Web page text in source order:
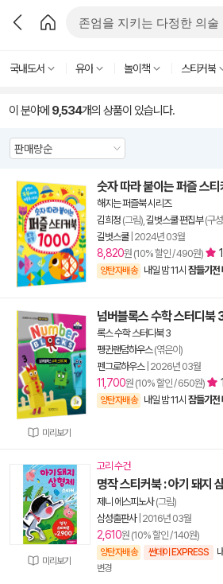
국내도서 유아 놀이책 스티커북
이 분야에 9,534개의 상품이 있습니다.
숫자 따라 붙이는 퍼즐 스
해지는 퍼즐북 시리즈
김희정 (그림), 길벗스쿨 편집부(구
길벗스쿨| 2024년 03월
8,820원 (10% 할인 / 490원)
양탄자배송 내일 밤 11시 잠들기전
미리보기
넘버블록스 수학 스터디북
록스 수학 스터디북 3
펭귄랜덤하우스(엮은이)
펜그로하우스| 2026년 03월
11,700원 (10% 할인 / 650원)
양탄자배송 내일 밤 11시 잠들기전
미리보기
고리 수건
명작 스티커북 : 아기 돼지
제니 에스피노사(그림)
삼성출판사| 2016년 03월
2,610원 (10% 할인 / 140원)
양탄자배송 썬데이 EXPRESS
변경